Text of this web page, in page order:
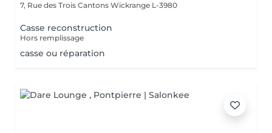
7, Rue des Trois Cantons Wickrange L-3980
Casse reconstruction
Hors remplissage
casse ou réparation